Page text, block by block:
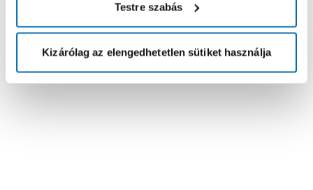
Testre szabás
Kizárólag az elengedhetetlen sütiket használja